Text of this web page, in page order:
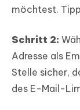
möchtest.
Schritt 2:
Adresse als
Stelle sicher,
des E-Mail-